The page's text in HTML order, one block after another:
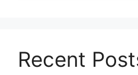
Recent